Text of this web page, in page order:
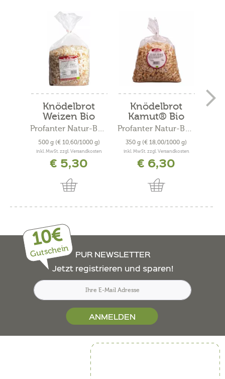
Knödelbrot
Weizen Bio
Profanter Natur-Backstube
500 g (€ 10,60/1000 g)
inkl. MwSt. zzgl. Versandkosten
€ 5,30
Knödelbrot
Kamut® Bio
Profanter Natur-Backstube
350 g (€ 18,00/1000 g)
inkl. MwSt. zzgl. Versandkosten
€ 6,30
10€
Gutschein
PUR NEWSLETTER
Jetzt registrieren und sparen!
ANMELDEN